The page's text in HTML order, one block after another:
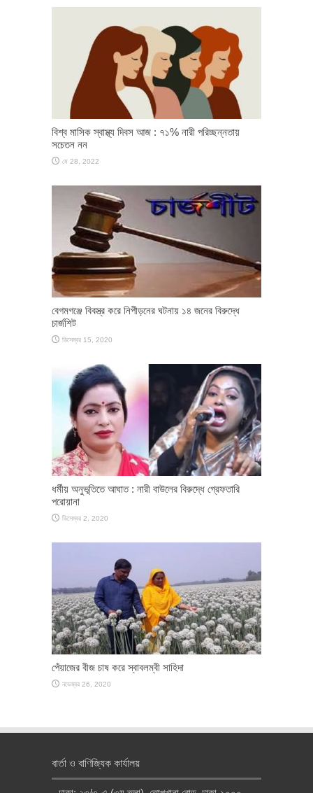
বিশ্ব মাসিক স্বাস্থ্য দিবস আজ : ৭১% নারী পরিচ্ছন্নতায়
সচেতন নন
মে 28, 2022
বেগমগঞ্জে বিবস্ত্র করে নিপীড়নের ঘটনায় ১৪ জনের বিরুদ্ধে
চার্জশিট
ডিসেম্বর 15, 2020
ধর্মীয় অনুভূতিতে আঘাত : নারী বাউলের বিরুদ্ধে গ্রেফতারি
পরোয়ানা
ডিসেম্বর 2, 2020
পেঁয়াজের বীজ চাষ করে স্বাবলম্বী সাহিদা
নভেম্বর 26, 2020
বার্তা ও বাণিজ্যিক কার্যালয়